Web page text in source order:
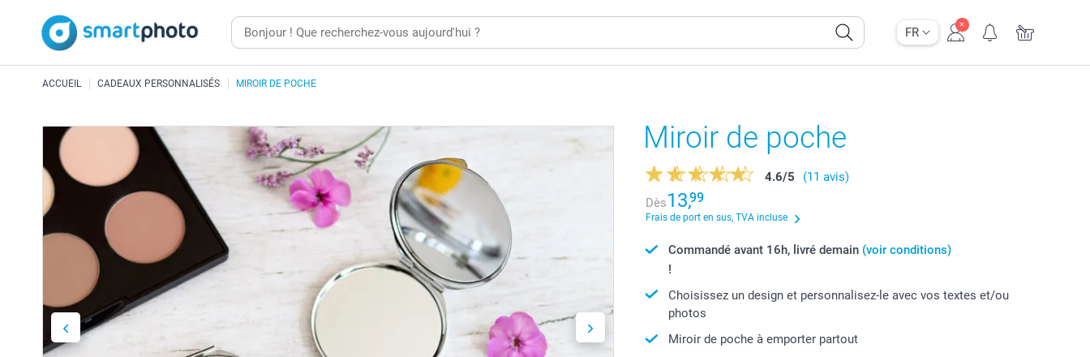
FR
ACCUEIL CADEAUX PERSONNALISÉS MIROIR DE POCHE
Miroir de poche
4.6/5
(11 avis)
Dès13,99
Frais de port en sus, TVA incluse
Commandé avant 16h, livré demain (voir conditions)
!
Choisissez un design et personnalisez-le avec vos textes et/ou
photos
Miroir de poche à emporter partout